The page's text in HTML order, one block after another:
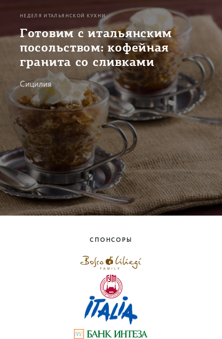
НЕДЕЛЯ ИТАЛЬЯНСКОЙ КУХНИ
Готовим с итальянским
посольством: кофейная
гранита со сливками
Сицилия
СПОНСОРЫ